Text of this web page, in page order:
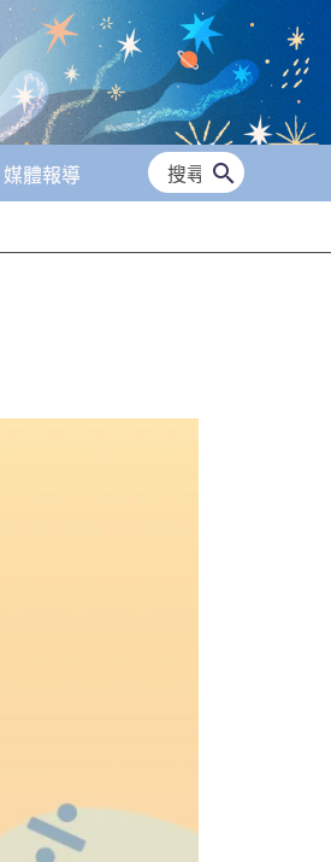
媒體報導
搜
尋：